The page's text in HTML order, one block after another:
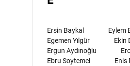
Ersin Baykal
Eylem
Egemen Yılgür
Ekin
Ergun Aydınoğlu
Ebru Soytemel
Enis